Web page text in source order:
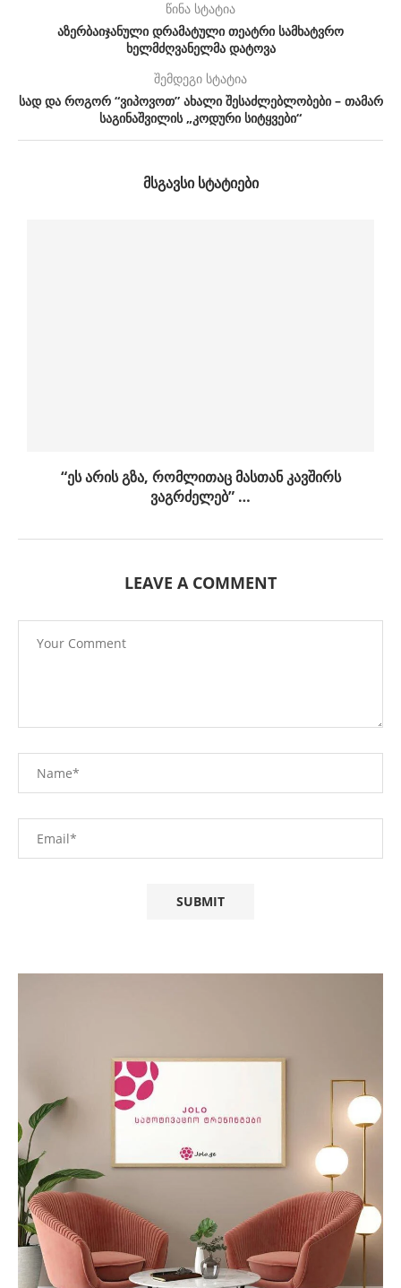
წინა სტატია
აზერბაიჯანული დრამატული თეატრი სამხატვრო
ხელმძღვანელმა დატოვა
შემდეგი სტატია
სად და როგორ “ვიპოვოთ” ახალი შესაძლებლობები – თამარ
საგინაშვილის „კოდური სიტყვები“
ᲛᲡᲒᲐᲕᲡᲘ ᲡᲢᲐᲢᲘᲔᲑᲘ
“ეს არის გზა, რომლითაც მასთან კავშირს
ვაგრძელებ” …
LEAVE A COMMENT